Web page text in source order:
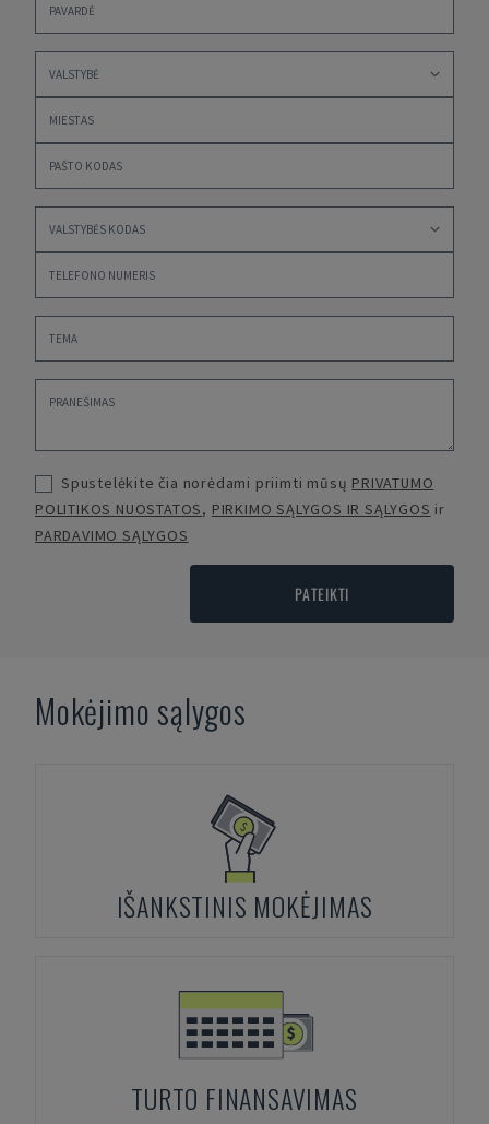
Spustelėkite čia norėdami priimti mūsų PRIVATUMO
POLITIKOS NUOSTATOS, PIRKIMO SĄLYGOS IR SĄLYGOS ir
PARDAVIMO SĄLYGOS
PATEIKTI
Mokėjimo sąlygos
IŠANKSTINIS MOKĖJIMAS
TURTO FINANSAVIMAS